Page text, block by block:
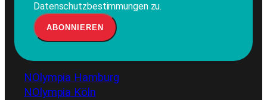
Datenschutzbestimmungen zu.
NOlympia Hamburg
NOlympia Köln